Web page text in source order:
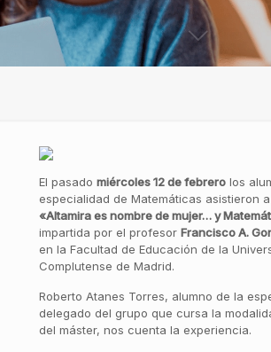
El pasado miércoles 12 de febrerolos
especialidad de Matemáticas asistieron
«Altamira es nombre de mujer… y
impartida por el profesor Francisco A.
en la Facultad de Educación de la
Complutense de Madrid.
Roberto Atanes Torres, alumno de la
delegado del grupo que cursa la
del máster, nos cuenta la experiencia.